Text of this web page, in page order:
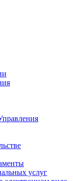
услуг